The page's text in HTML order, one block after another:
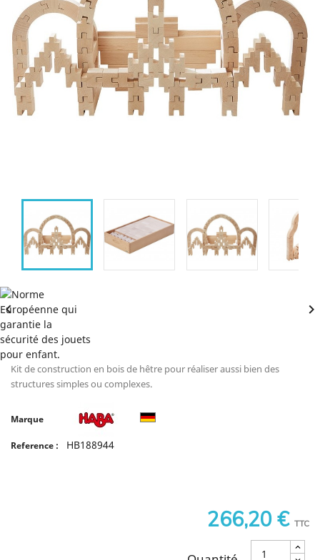
 
Kit de construction en bois de hêtre pour réaliser aussi bien des
structures simples ou complexes.
Marque
Reference : HB188944
266,20 € TTC